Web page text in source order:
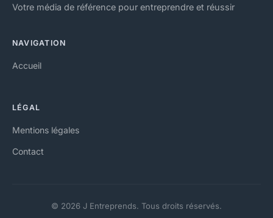
Votre média de référence pour entreprendre et réussir
NAVIGATION
Accueil
LÉGAL
Mentions légales
Contact
© 2026 J Entreprends. Tous droits réservés.